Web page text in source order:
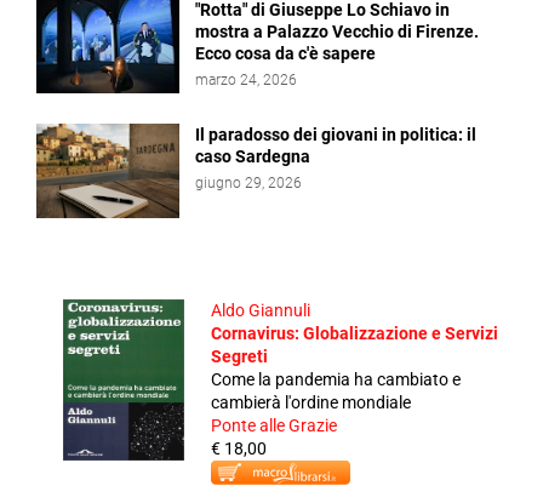
"Rotta" di Giuseppe Lo Schiavo in
mostra a Palazzo Vecchio di Firenze.
Ecco cosa da c'è sapere
marzo 24, 2026
Il paradosso dei giovani in politica: il
caso Sardegna
giugno 29, 2026
Aldo Giannuli
Cornavirus: Globalizzazione e Servizi
Segreti
Come la pandemia ha cambiato e
cambierà l'ordine mondiale
Ponte alle Grazie
€ 18,00